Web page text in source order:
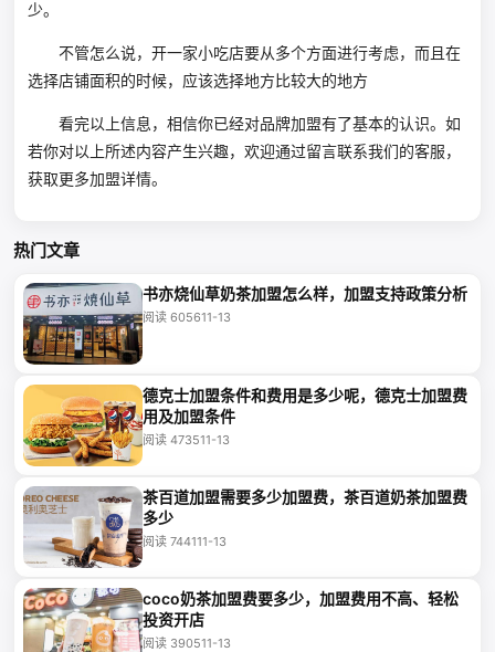
少。
不管怎么说，开一家小吃店要从多个方面进行考虑，而且在
选择店铺面积的时候，应该选择地方比较大的地方
看完以上信息，相信你已经对品牌加盟有了基本的认识。如
若你对以上所述内容产生兴趣，欢迎通过留言联系我们的客服，
获取更多加盟详情。
热门文章
书亦烧仙草奶茶加盟怎么样，加盟支持政策分析
阅读 605611-13
德克士加盟条件和费用是多少呢，德克士加盟费
用及加盟条件
阅读 473511-13
茶百道加盟需要多少加盟费，茶百道奶茶加盟费
多少
阅读 744111-13
coco奶茶加盟费要多少，加盟费用不高、轻松
投资开店
阅读 390511-13